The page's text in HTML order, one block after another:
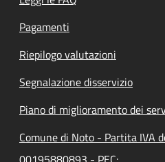
Pagamenti
Riepilogo valutazioni
Segnalazione disservizio
Piano di miglioramento dei
Comune di Noto - Partita IVA